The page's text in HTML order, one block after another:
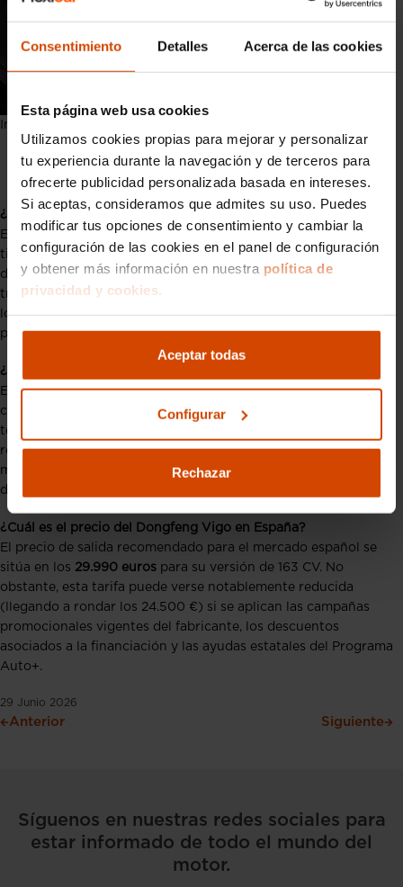
Consentimiento Detalles Acerca de las cookies
Esta página web usa cookies
Utilizamos cookies propias para mejorar y personalizar
tu experiencia durante la navegación y de terceros para
ofrecerte publicidad personalizada basada en intereses.
Si aceptas, consideramos que admites su uso. Puedes
modificar tus opciones de consentimiento y cambiar la
configuración de las cookies en el panel de configuración
y obtener más información en nuestra política de
privacidad y cookies.
Aceptar todas
Configurar
Rechazar
Interior del Dongfeng Vigo
Preguntas frecuentes sobre el
Dongfeng Vigo
¿Qué autonomía real ofrece el Dongfeng Vigo?
Este
SUV Dongfeng
cuenta con una batería de 51,87 kWh de
tipo LFP que le permite alcanzar una autonomía homologada
de
hasta 340 kilómetros bajo el ciclo de medición WLTP. Se
trata de un rango de kilometraje ideal tanto para cubrir todos
los trayectos diarios de la semana en la ciudad como para
plantear trayectos interurbanos.
¿Cuánto tiempo tarda en cargarse el Dongfeng Vigo?
El
Dongfeng Vigoes totalmente compatible con sistemas de
carga rápida en corriente continua (CC). Gracias a esta
tecnología de almacenamiento, el vehículo es capaz de
recuperar del30% al 80% de su energía en solo 18 minutos,
minimizando los tiempos de espera en los viajes de larga
distancia.
¿Cuál es el precio del Dongfeng Vigo en España?
El precio de salida recomendado para el mercado español se
sitúa en los 29.990 euros para su versión de 163 CV. No
obstante, esta tarifa puede verse notablemente reducida
(llegando a rondar los 24.500 €) si se aplican las campañas
promocionales vigentes del fabricante, los descuentos
asociados a la financiación y las ayudas estatales del Programa
Auto+.
29 Junio 2026
Anterior Siguiente
Síguenos en nuestras redes sociales para
estar informado de todo el mundo del
motor.